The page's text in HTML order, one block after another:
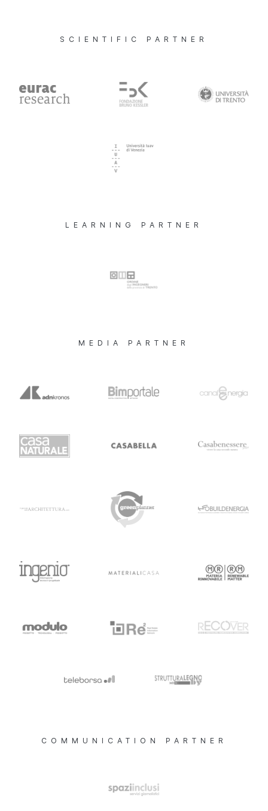
SCIENTIFIC PARTNER
LEARNING PARTNER
MEDIA PARTNER
COMMUNICATION PARTNER